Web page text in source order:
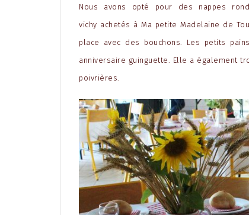
Nous avons opté pour des nappes
vichy achetés à Ma petite Madelaine de
place avec des bouchons. Les petits
anniversaire guinguette. Elle a également
poivrières.